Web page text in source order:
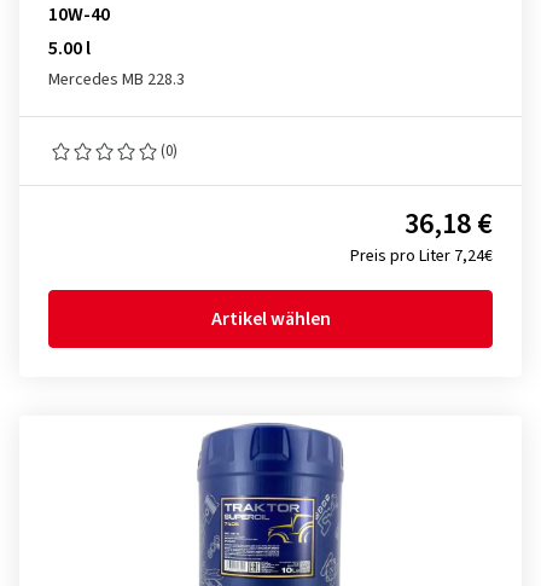
10W-40
5.00 l
Mercedes MB 228.3
(0)
Preis pro Liter 7,24€
36,18 €
Artikel wählen